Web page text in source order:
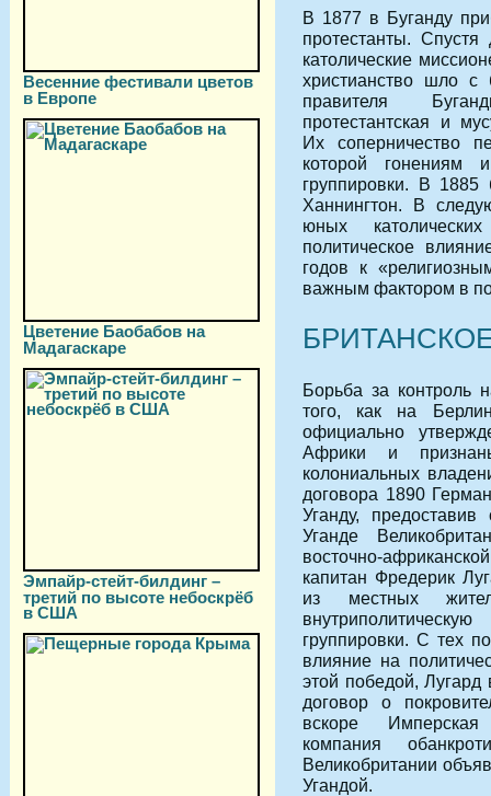
Весенние фестивали цветов
в Европе
Цветение Баобабов на
Мадагаскаре
Эмпайр-стейт-билдинг –
третий по высоте небоскрёб
в США
В 1877 в Буганду
протестанты.
католические
христианство шло
правителя
протестантская и
Их соперничество
которой гонениям
группировки. В 1885
Ханнингтон. В
юных
политическое
годов к
важным фактором в
Борьба за контроль
того, как на
официально
Африки и
колониальных
договора 1890
Уганду,
Уганде
восточно-
капитан Фредерик
из местных
группировки. С тех
влияние на
этой победой,
договор о
вскоре Имперская
компания
Великобритании
Угандой.